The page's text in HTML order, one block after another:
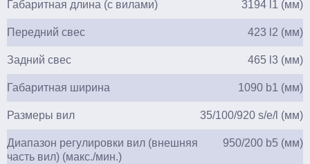
Габаритная длина (с вилами) 3194 l1 (мм)
Передний свес 423 l2 (мм)
Задний свес 465 l3 (мм)
Габаритная ширина 1090 b1 (мм)
Размеры вил 35/100/920 s/e/l (мм)
Диапазон регулировки вил (внешняя
часть вил) (макс./мин.)
950/200 b5 (мм)